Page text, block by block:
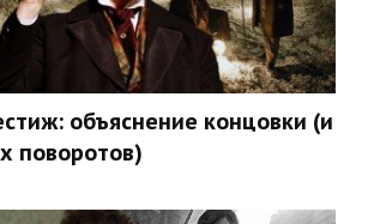
объяснение концовки (и
поворотов)